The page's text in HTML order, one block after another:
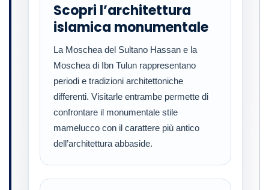
Scopri l’architettura
islamica monumentale
La Moschea del Sultano Hassan e la
Moschea di Ibn Tulun rappresentano
periodi e tradizioni architettoniche
differenti. Visitarle entrambe permette di
confrontare il monumentale stile
mamelucco con il carattere più antico
dell’architettura abbaside.